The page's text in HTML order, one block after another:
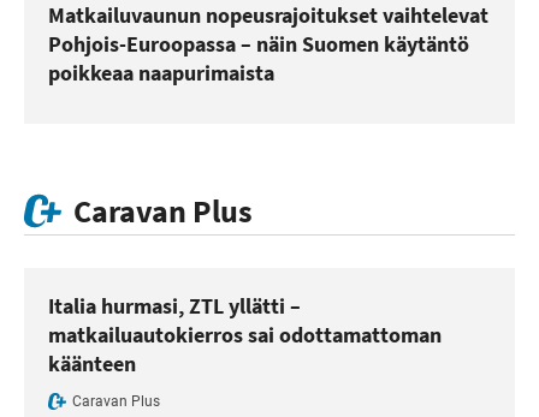
Matkailuvaunun nopeusrajoitukset vaihtelevat
Pohjois-Euroopassa – näin Suomen käytäntö
poikkeaa naapurimaista
Caravan Plus
Italia hurmasi, ZTL yllätti –
matkailuautokierros sai odottamattoman
käänteen
Caravan Plus